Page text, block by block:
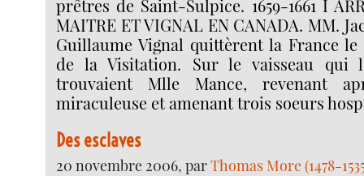
prêtres de Saint-Sulpice. 1659-1661 I
MAITRE ET VIGNAL EN CANADA. MM.
Guillaume Vignal quittèrent la France le
de la Visitation. Sur le vaisseau qui
trouvaient Mlle Mance, revenant
miraculeuse et amenant trois soeurs
Des esclaves
20 novembre 2006, parThomas More (1478-